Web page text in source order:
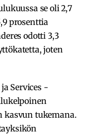
se oli 2,7
prosenttia
odotti 3,3
joten
Services -
kasvun tukemana.